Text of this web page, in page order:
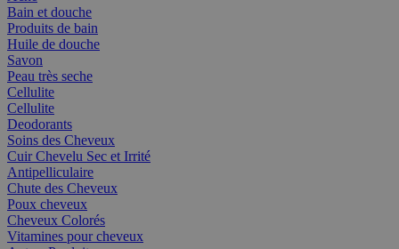
Bain et douche
Produits de bain
Huile de douche
Savon
Peau très seche
Cellulite
Cellulite
Deodorants
Soins des Cheveux
Cuir Chevelu Sec et Irrité
Antipelliculaire
Chute des Cheveux
Poux cheveux
Cheveux Colorés
Vitamines pour cheveux